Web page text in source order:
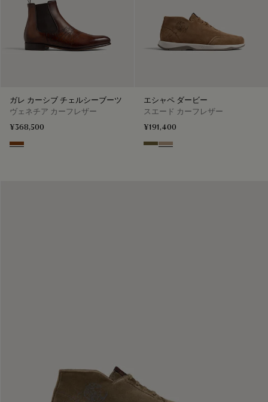
ガレ カーシブ チェルシーブーツ
ヴェネチア カーフレザー
¥368,500
Ebano
エシャペ ダービー
スエード カーフレザー
¥191,400
Pine Green
Beige